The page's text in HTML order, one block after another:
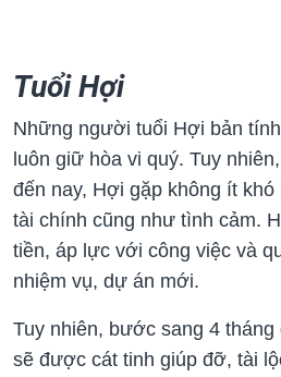
Tuổi Hợi
Những người tuổi Hợi bản
luôn giữ hòa vi quý. Tuy
đến nay, Hợi gặp không ít
tài chính cũng như tình cảm.
tiền, áp lực với công việc và
nhiệm vụ, dự án mới.
Tuy nhiên, bước sang 4
sẽ được cát tinh giúp đỡ, tài